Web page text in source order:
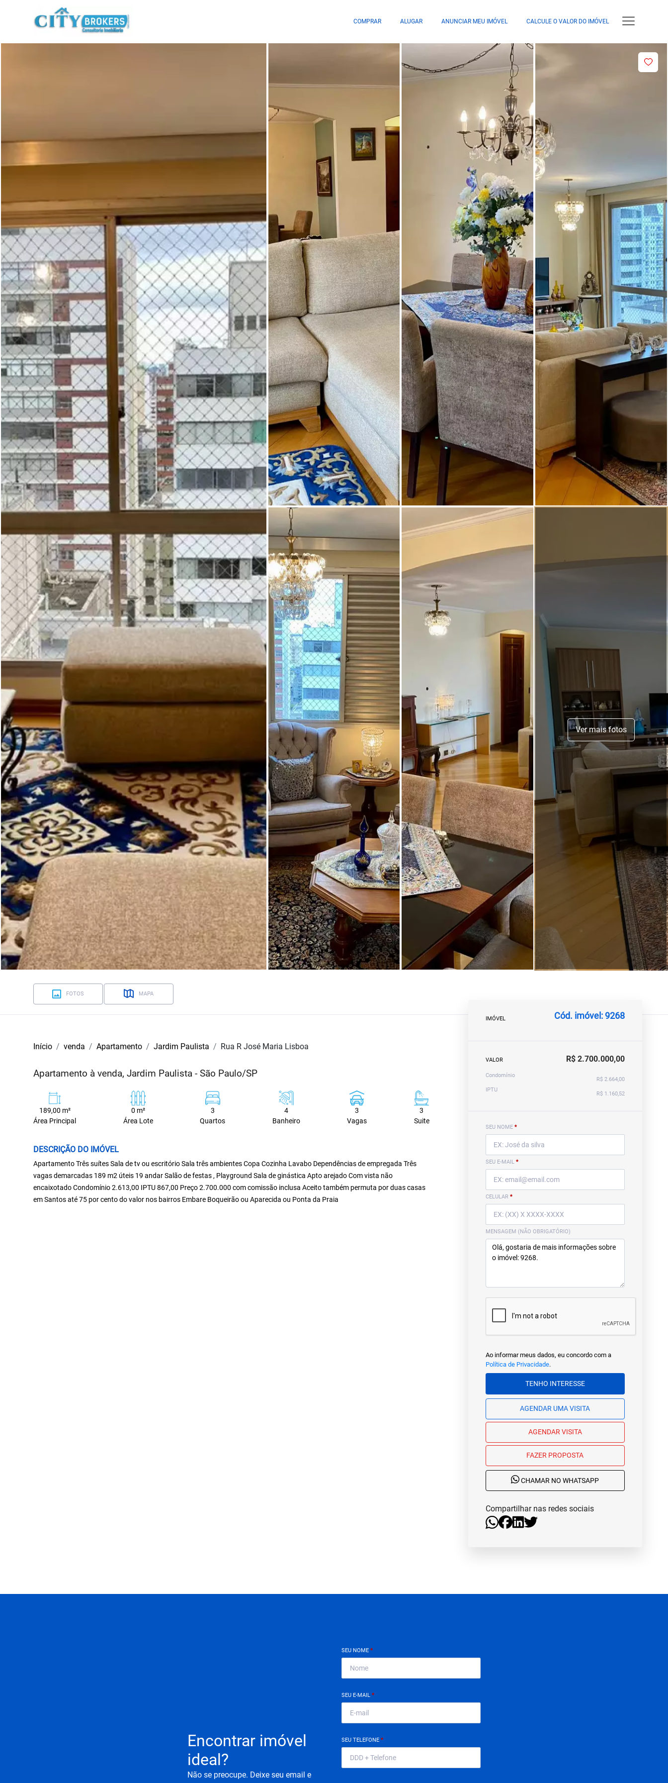
COMPRAR ALUGAR ANUNCIAR MEU IMÓVEL CALCULE O VALOR DO IMÓVEL
Ver mais fotos
FOTOS MAPA
Início venda Apartamento Jardim Paulista Rua R José Maria Lisboa
Apartamento à venda, Jardim Paulista - São Paulo/SP
189,00 m²
Área Principal
0 m²
Área Lote
3
Quartos
4
Banheiro
3
Vagas
3
Suite
DESCRIÇÃO DO IMÓVEL
Apartamento Três suítes Sala de tv ou escritório Sala três ambientes Copa Cozinha Lavabo Dependências de empregada Três
vagas demarcadas 189 m2 úteis 19 andar Salão de festas , Playground Sala de ginástica Apto arejado Com vista não
encaixotado Condomínio 2.613,00 IPTU 867,00 Preço 2.700.000 com comissão inclusa Aceito também permuta por duas casas
em Santos até 75 por cento do valor nos bairros Embare Boqueirão ou Aparecida ou Ponta da Praia
IMÓVEL Cód. imóvel: 9268
VALOR R$ 2.700.000,00
Condomínio
R$ 2.664,00
IPTU
R$ 1.160,52
SEU NOME *
SEU E-MAIL *
CELULAR *
MENSAGEM (NÃO OBRIGATÓRIO)
Ao informar meus dados, eu concordo com a
Política de Privacidade.
TENHO INTERESSE
AGENDAR UMA VISITA
AGENDAR VISITA
FAZER PROPOSTA
CHAMAR NO WHATSAPP
Compartilhar nas redes sociais
Encontrar imóvel
ideal?
Não se preocupe. Deixe seu email e
SEU NOME *
SEU E-MAIL *
SEU TELEFONE *